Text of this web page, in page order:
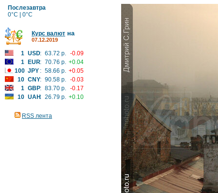
Послезавтра
0°C | 0°C
Курс валют на
07.12.2019
1 USD: 63.72 р. -0.09
1
EUR: 70.76 р. +0.04
100 JPY : 58.66 р. +0.05
10 CNY: 90.58 р. -0.03
1 GBP: 83.70 р. -0.17
10 UAH: 26.79 р. +0.10
RSS лента